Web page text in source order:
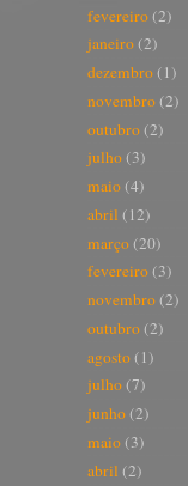
fevereiro(2)
janeiro(2)
dezembro(1)
novembro(2)
outubro(2)
julho(3)
maio(4)
abril (12)
março(20)
fevereiro(3)
novembro(2)
outubro(2)
agosto(1)
julho(7)
junho(2)
maio(3)
abril (2)